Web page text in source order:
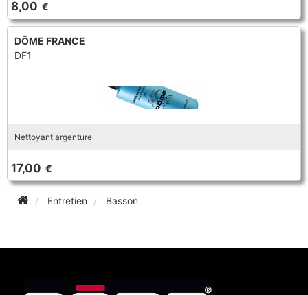
TROMPETTE CORNET BUGLE
FLÛTE À BEC
PIANO
SAXOPHONE
TUBA
TROMPETTE CORNET BUGLE
TUBA
8,00 €
DÔME FRANCE
DF1
Nettoyant argenture
17,00 €
Entretien Basson